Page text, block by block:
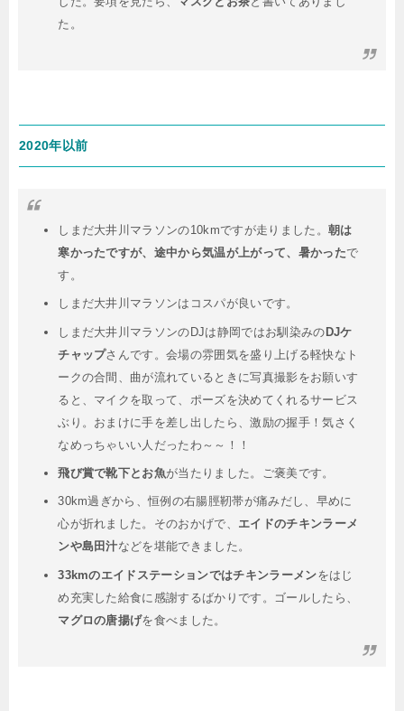
た。
2020年以前
しまだ大井川マラソンの10kmですが走りました。 朝は
寒かったですが、途中から気温が上がって、暑かったで
す。
しまだ大井川マラソンはコスパが良いです。
しまだ大井川マラソンのDJは静岡ではお馴染みのDJケ
チャップさんです。会場の雰囲気を盛り上げる軽快なト
ークの合間、曲が流れているときに写真撮影をお願いす
ると、マイクを取って、ポーズを決めてくれるサービス
ぶり。おまけに手を差し出したら、激励の握手！気さく
なめっちゃいい人だったわ～～！！
飛び賞で靴下とお魚が当たりました。ご褒美です。
30km過ぎから、恒例の右腸脛靭帯が痛みだし、早めに
心が折れました。そのおかげで、 エイドのチキンラーメ
ンや島田汁などを堪能できました。
33kmのエイドステーションではチキンラーメンをはじ
め充実した給食に感謝するばかりです。ゴールしたら、
マグロの唐揚げを食べました。